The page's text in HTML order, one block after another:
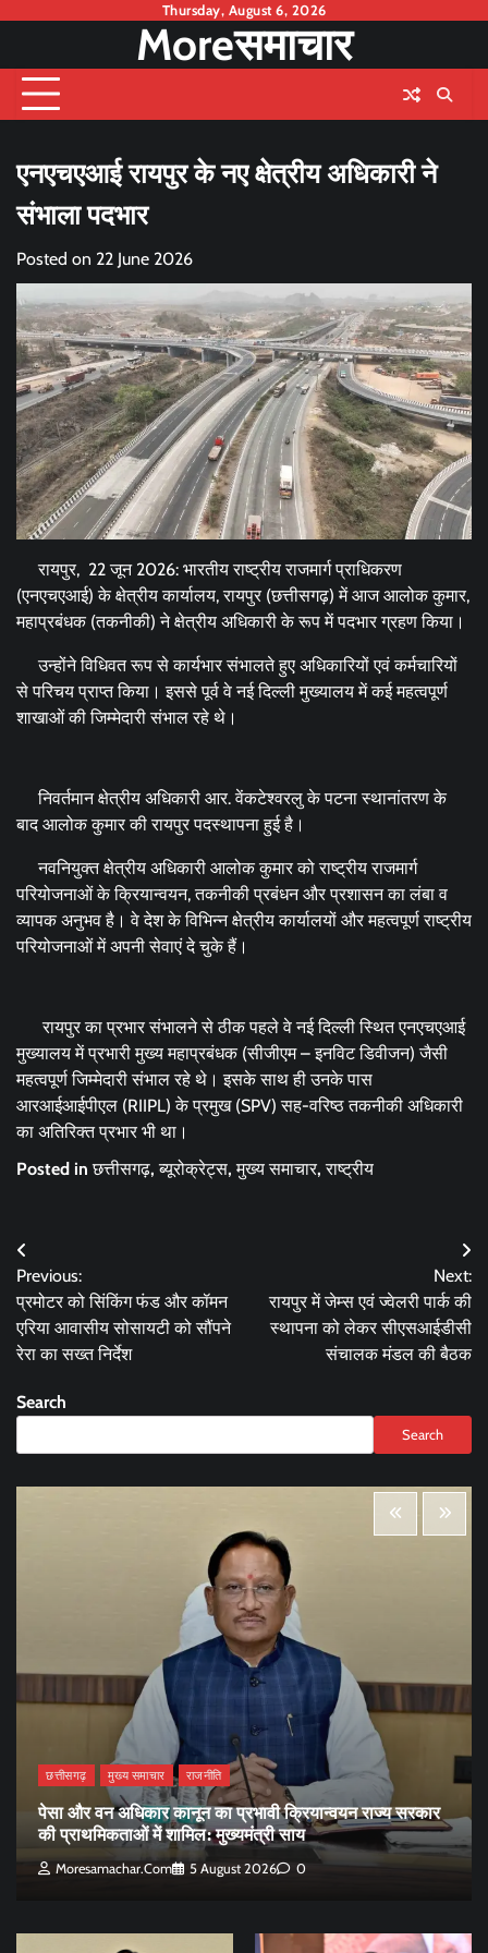
content
Thursday, August 6, 2026
Moreसमाचार
एनएचएआई रायपुर के नए क्षेत्रीय अधिकारी ने
संभाला पदभार
Posted on 22 June 2026
रायपुर, 22 जून 2026: भारतीय राष्ट्रीय राजमार्ग प्राधिकरण
(एनएचएआई) के क्षेत्रीय कार्यालय, रायपुर (छत्तीसगढ़) में आज आलोक कुमार,
महाप्रबंधक (तकनीकी) ने क्षेत्रीय अधिकारी के रूप में पदभार ग्रहण किया।
उन्होंने विधिवत रूप से कार्यभार संभालते हुए अधिकारियों एवं कर्मचारियों
से परिचय प्राप्त किया। इससे पूर्व वे नई दिल्ली मुख्यालय में कई महत्वपूर्ण
शाखाओं की जिम्मेदारी संभाल रहे थे।
निवर्तमान क्षेत्रीय अधिकारी आर. वेंकटेश्वरलु के पटना स्थानांतरण के
बाद आलोक कुमार की रायपुर पदस्थापना हुई है।
नवनियुक्त क्षेत्रीय अधिकारी आलोक कुमार को राष्ट्रीय राजमार्ग
परियोजनाओं के क्रियान्वयन, तकनीकी प्रबंधन और प्रशासन का लंबा व
व्यापक अनुभव है। वे देश के विभिन्न क्षेत्रीय कार्यालयों और महत्वपूर्ण राष्ट्रीय
परियोजनाओं में अपनी सेवाएं दे चुके हैं।
रायपुर का प्रभार संभालने से ठीक पहले वे नई दिल्ली स्थित एनएचएआई
मुख्यालय में प्रभारी मुख्य महाप्रबंधक (सीजीएम – इनविट डिवीजन) जैसी
महत्वपूर्ण जिम्मेदारी संभाल रहे थे। इसके साथ ही उनके पास
आरआईआईपीएल (RIIPL) के प्रमुख (SPV) सह-वरिष्ठ तकनीकी अधिकारी
का अतिरिक्त प्रभार भी था।
Posted inछत्तीसगढ़,ब्यूरोक्रेट्स,मुख्य समाचार,राष्ट्रीय
Post
navigation
Previous:
प्रमोटर को सिंकिंग फंड और कॉमन
एरिया आवासीय सोसायटी को सौंपने
रेरा का सख्त निर्देश
Next:
रायपुर में जेम्स एवं ज्वेलरी पार्क की
स्थापना को लेकर सीएसआईडीसी
संचालक मंडल की बैठक
Search
Search
छत्तीसगढ़ मुख्य समाचार राजनीति
पेसा और वन अधिकार कानून का प्रभावी क्रियान्वयन राज्य सरकार
की प्राथमिकताओं में शामिल: मुख्यमंत्री साय
Moresamachar.com 5 August 2026 0